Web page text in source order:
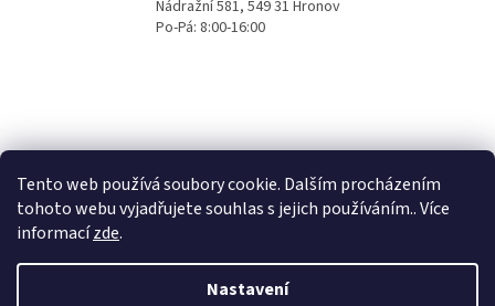
Tento web používá soubory cookie. Dalším procházením
tohoto webu vyjadřujete souhlas s jejich používáním.. Více
informacízde.
Nastavení
Nádražní 581, 549 31 Hronov
Po-Pá: 8:00-16:00
Vytvořil Shoptet